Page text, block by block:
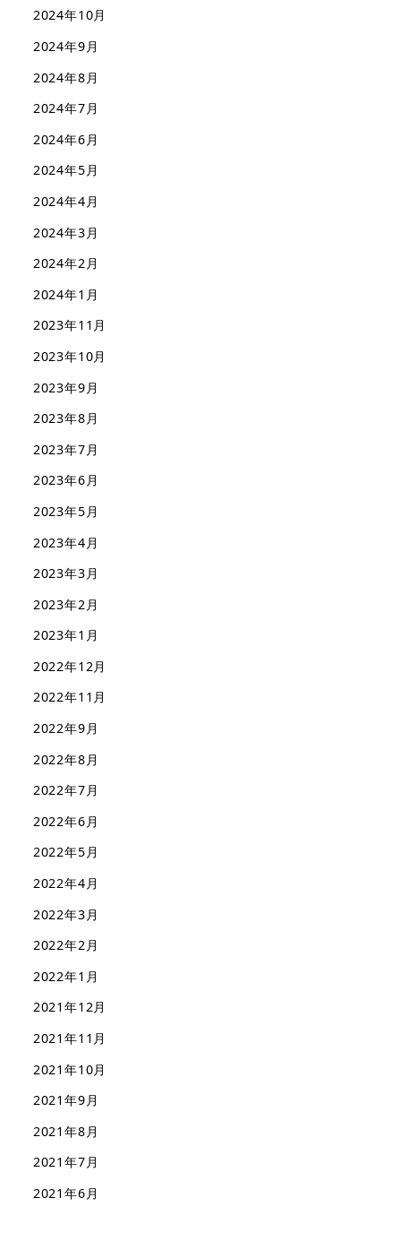
2024年10月
2024年9月
2024年8月
2024年7月
2024年6月
2024年5月
2024年4月
2024年3月
2024年2月
2024年1月
2023年11月
2023年10月
2023年9月
2023年8月
2023年7月
2023年6月
2023年5月
2023年4月
2023年3月
2023年2月
2023年1月
2022年12月
2022年11月
2022年9月
2022年8月
2022年7月
2022年6月
2022年5月
2022年4月
2022年3月
2022年2月
2022年1月
2021年12月
2021年11月
2021年10月
2021年9月
2021年8月
2021年7月
2021年6月